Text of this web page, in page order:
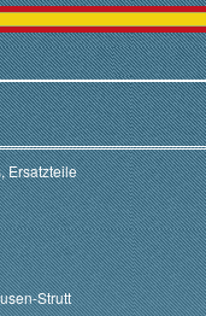
Ersatzteile
Strutt